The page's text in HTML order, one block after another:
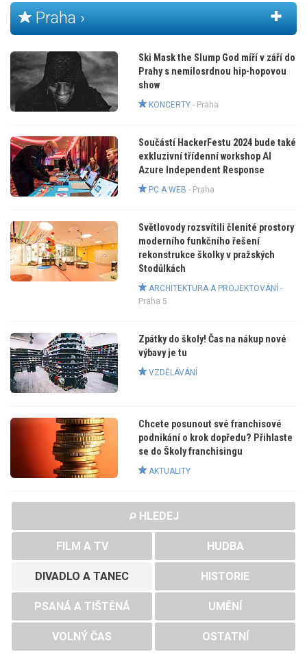
Praha ›
Ski Mask the Slump God míří v září do
Prahy s nemilosrdnou hip-hopovou
show
KONCERTY- Praha
Součástí HackerFestu 2024 bude také
exkluzivní třídenní workshop AI
Azure Independent Response
PC A WEB - Praha
Světlovody rozsvítili členité prostory
moderního funkčního řešení
rekonstrukce školky v pražských
Stodůlkách
ARCHITEKTURA A PROJEKTOVÁNÍ -
Praha 5
Zpátky do školy! Čas na nákup nové
výbavy je tu
VZDĚLÁVÁNÍ
Chcete posunout své franchisové
podnikání o krok dopředu? Přihlaste
se do Školy franchisingu
AKTUALITY
HLEDEJ
FILM A TV HUDBA
DIVADLO A TANEC HISTORIE
PSANÁ A TIŠTĚNÁ UMĚNÍ
VOLNÝ ČAS OSTATNÍ